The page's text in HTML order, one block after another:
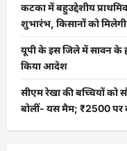
कटका में बहुउद्देशीय
शुभारंभ, किसानों को
यूपी के इस जिले में सावन के
किया आदेश
सीएम रेखा की बच्चियों को
बोलीं- यस मैम; ₹2500 पर